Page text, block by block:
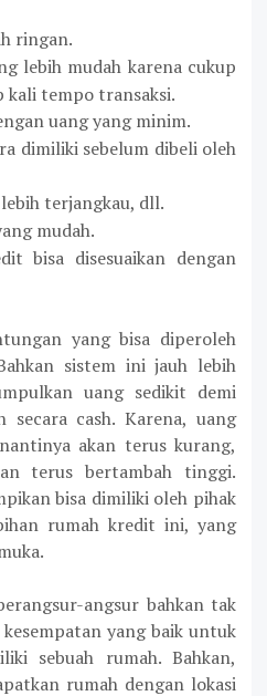
ringan.
lebih mudah karena cukup
kali tempo transaksi.
uang yang minim.
dimiliki sebelum dibeli oleh
terjangkau, dll.
mudah.
bisa disesuaikan dengan
yang bisa diperoleh
sistem ini jauh lebih
uang sedikit demi
cash. Karena, uang
akan terus kurang,
terus bertambah tinggi.
bisa dimiliki oleh pihak
rumah kredit ini, yang
angsur bahkan tak
yang baik untuk
sebuah rumah. Bahkan,
rumah dengan lokasi